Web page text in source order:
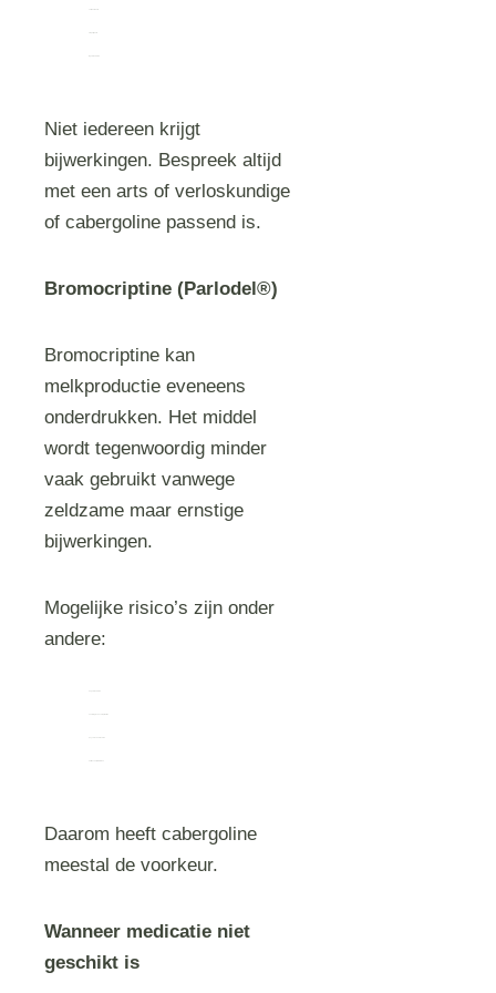
Niet iedereen krijgt
bijwerkingen. Bespreek altijd
met een arts of verloskundige
of cabergoline passend is.
Bromocriptine (Parlodel®)
Bromocriptine kan
melkproductie eveneens
onderdrukken. Het middel
wordt tegenwoordig minder
vaak gebruikt vanwege
zeldzame maar ernstige
bijwerkingen.
Mogelijke risico’s zijn onder
andere:
Daarom heeft cabergoline
meestal de voorkeur.
Wanneer medicatie niet
geschikt is